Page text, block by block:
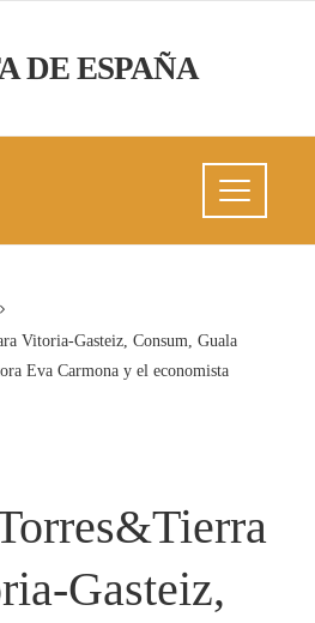
DE ESPAÑA
Vitoria-Gasteiz, Consum, Guala
Eva Carmona y el economista
Gasteiz,